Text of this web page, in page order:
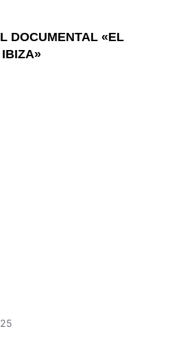
DOCUMENTAL «EL